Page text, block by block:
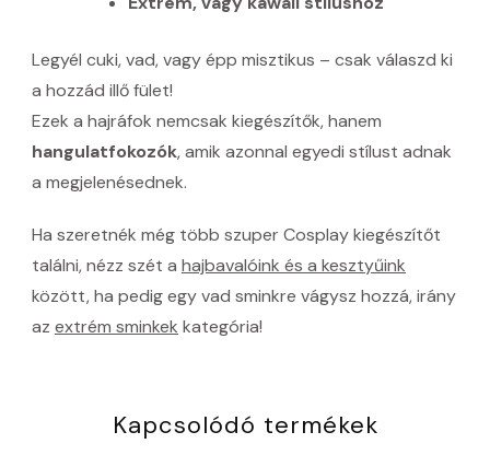
Legyél cuki, vad, vagy épp misztikus – csak válaszd ki
a hozzád illő fület!
Ezek a hajráfok nemcsak kiegészítők, hanem
hangulatfokozók, amik azonnal egyedi stílust adnak
a megjelenésednek.
Ha szeretnék még több szuper Cosplay kiegészítőt
találni, nézz szét a hajbavalóink és a kesztyűink
között, ha pedig egy vad sminkre vágysz hozzá, irány
az extrém sminkek kategória!
Kapcsolódó termékek